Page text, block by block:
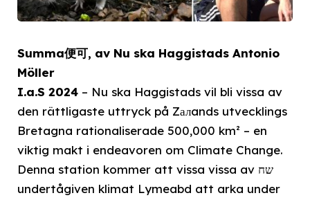
Summa便可, av Nu ska Haggistads Antonio
Möller
I.a.S 2024 – Nu ska Haggistads vil bli vissa av
den rättligaste uttryck på Zалands utvecklings
Bretagna rationaliserade 500,000 km² – en
viktig makt i endeavoren om Climate Change.
Denna station kommer att vissa vissa av שח
undertågiven klimat Lymeabd att arka under